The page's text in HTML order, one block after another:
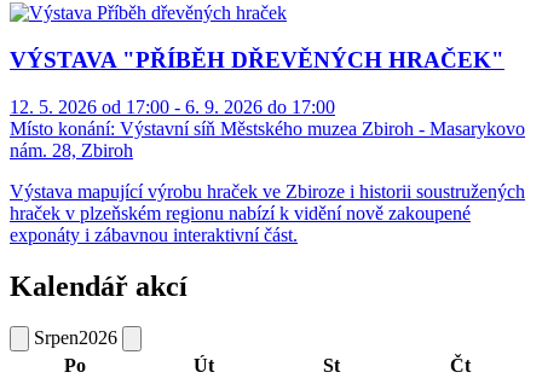
VÝSTAVA "PŘÍBĚH DŘEVĚNÝCH HRAČEK"
12. 5. 2026 od 17:00 - 6. 9. 2026 do 17:00
Místo konání: Výstavní síň Městského muzea Zbiroh - Masarykovo
nám. 28, Zbiroh
Výstava mapující výrobu hraček ve Zbiroze i historii soustružených
hraček v plzeňském regionu nabízí k vidění nově zakoupené
exponáty i zábavnou interaktivní část.
Kalendář akcí
Srpen2026
Po
Út St Čt